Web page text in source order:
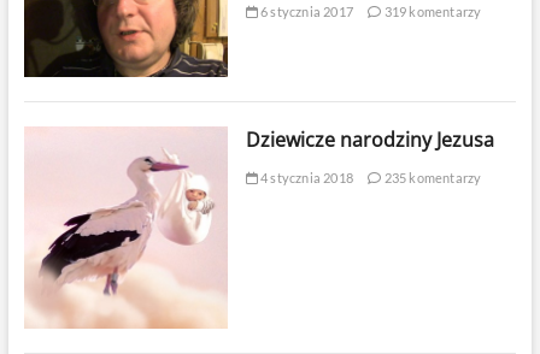
6 stycznia 2017 319 komentarzy
Dziewicze narodziny Jezusa
4 stycznia 2018 235 komentarzy